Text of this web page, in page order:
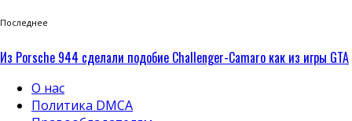
Последнее
Из Porsche 944 сделали подобие Challenger-Camaro как из игры GTA
О нас
Политика DMCA